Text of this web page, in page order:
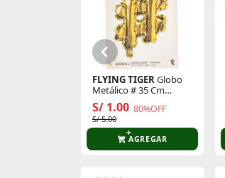
FLYING TIGER Globo
Metálico # 35 Cm
P/Cumpleaños 3005873
S/ 1.00 80%OFF
S/ 5.00
AGREGAR